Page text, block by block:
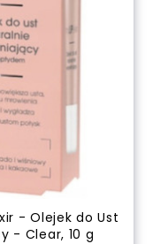
- Olejek do Ust
- Clear, 10 g